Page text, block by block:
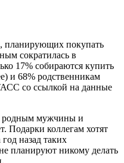
планирующих покупать
сократилась в
17% собираются купить
и 68% родственникам
со ссылкой на данные
родным мужчины и
Подарки коллегам хотят
назад таких
планируют никому делать